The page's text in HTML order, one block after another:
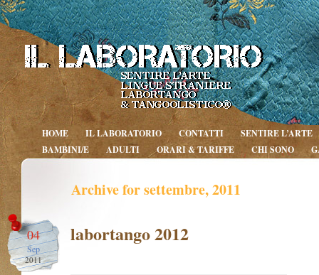
HOME IL LABORATORIO CONTATTI
SENTIRE L’ARTE
BAMBINI/E
ADULTI ORARI & TARIFFE CHI SONO
Archive for settembre, 2011
04
Sep
2011
labortango 2012